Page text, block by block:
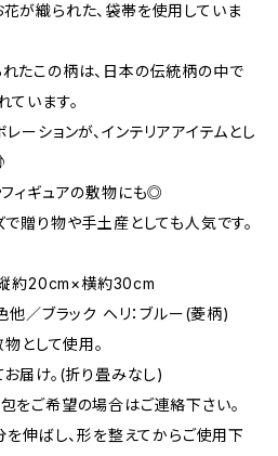
が織られた、袋帯を使用していま
たこの柄は、日本の伝統柄の中で
います。
ーションが、インテリアアイテムとし
フィギュアの敷物にも◎
贈り物や手土産としても人気です。
約20cm×横約30cm
／ブラック ヘリ：ブルー(菱柄)
として使用。
け。(折り畳みなし)
の場合はご連絡下さい。
を伸ばし、形を整えてからご使用下